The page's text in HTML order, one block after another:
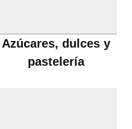
Azúcares, dulces y
pastelería